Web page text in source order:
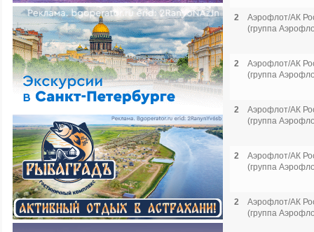
2
Аэрофлот/АК
(группа
2
Аэрофлот/АК
(группа
2
Аэрофлот/АК
(группа
2
Аэрофлот/АК
(группа
2
Аэрофлот/АК
(группа